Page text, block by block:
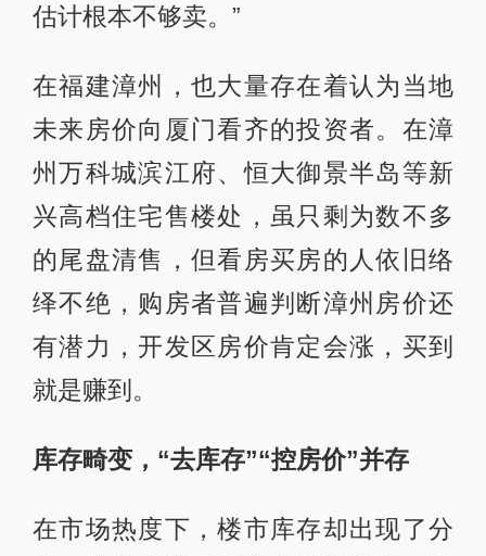
估计根本不够卖。”
在福建漳州，也大量存在着认为当地
未来房价向厦门看齐的投资者。在漳
州万科城滨江府、恒大御景半岛等新
兴高档住宅售楼处，虽只剩为数不多
的尾盘清售，但看房买房的人依旧络
绎不绝，购房者普遍判断漳州房价还
有潜力，开发区房价肯定会涨，买到
就是赚到。
库存畸变，“去库存”“控房价”并存
在市场热度下，楼市库存却出现了分